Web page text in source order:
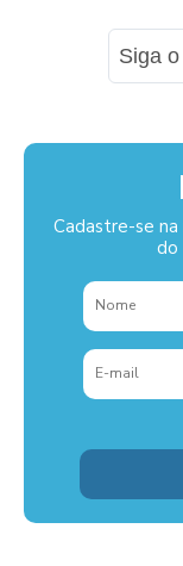
Siga
Cadastre-se
do